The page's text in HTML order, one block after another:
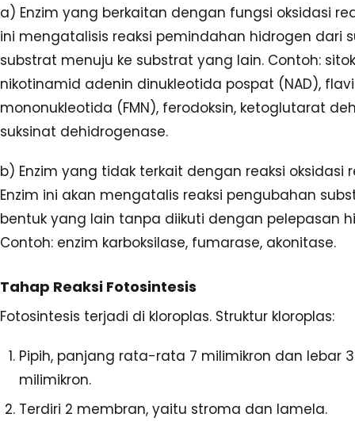
a) Enzim yang berkaitan dengan fungsi oksidasi
ini mengatalisis reaksi pemindahan hidrogen dari
substrat menuju ke substrat yang lain. Contoh:
nikotinamid adenin dinukleotida pospat (NAD),
mononukleotida (FMN), ferodoksin, ketoglutarat
suksinat dehidrogenase.
b) Enzim yang tidak terkait dengan reaksi oksidasi
Enzim ini akan mengatalis reaksi pengubahan
bentuk yang lain tanpa diikuti dengan pelepasan
Contoh: enzim karboksilase, fumarase, akonitase.
Tahap Reaksi Fotosintesis
Fotosintesis terjadi di kloroplas. Struktur kloroplas:
Pipih, panjang rata-rata 7 milimikron dan lebar
milimikron.
Terdiri 2 membran, yaitu stroma dan lamela.